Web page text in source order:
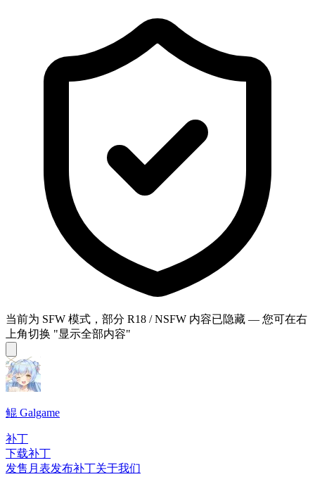
当前为 SFW 模式，部分 R18 / NSFW 内容已隐藏 — 您可在右
上角切换 "显示全部内容"
鲲 Galgame
补丁
下载补丁
发售月表发布补丁关于我们